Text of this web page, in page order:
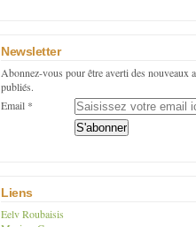
Newsletter
Abonnez-vous pour être averti des nouveaux
publiés.
Email
Liens
Eelv Roubaisis